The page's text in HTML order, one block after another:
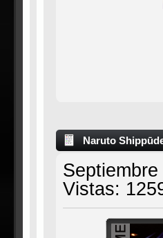
Naruto
Vistas: